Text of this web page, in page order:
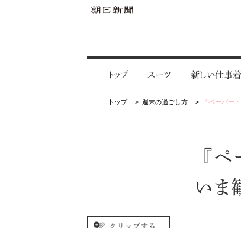
トップ スーツ 新しい仕事着
トップ 週末の過ごし方 『ペーパー
『
いま